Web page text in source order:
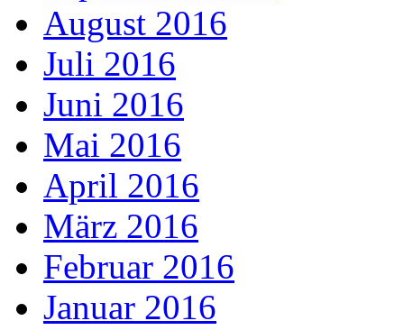
August 2016
Juli 2016
Juni 2016
Mai 2016
April 2016
März 2016
Februar 2016
Januar 2016